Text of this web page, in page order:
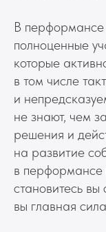
В
полноценные
которые
в том числе
и
не знают, чем
решения и
на развитие
в перформансе
становитесь
вы главная